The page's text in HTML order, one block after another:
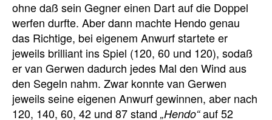
ohne daß sein Gegner einen Dart auf die Doppel
werfen durfte. Aber dann machte Hendo genau
das Richtige, bei eigenem Anwurf startete er
jeweils brilliant ins Spiel (120, 60 und 120), sodaß
er van Gerwen dadurch jedes Mal den Wind aus
den Segeln nahm. Zwar konnte van Gerwen
jeweils seine eigenen Anwurf gewinnen, aber nach
120, 140, 60, 42 und 87 stand „Hendo“auf 52